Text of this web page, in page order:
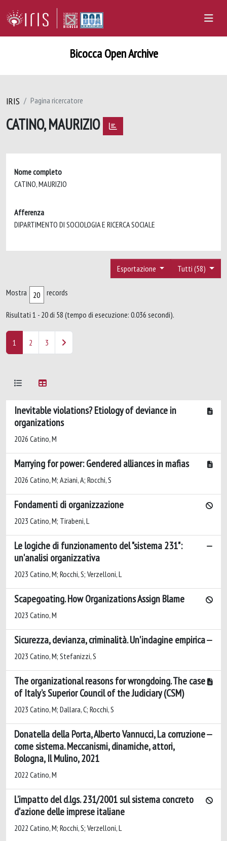
Bicocca Open Archive
IRIS Pagina ricercatore
CATINO, MAURIZIO
Nome completo
CATINO, MAURIZIO
Afferenza
DIPARTIMENTO DI SOCIOLOGIA E RICERCA SOCIALE
Tutti (58)
Esportazione
Mostra records
Risultati 1 - 20 di 58 (tempo di esecuzione: 0.036 secondi).
1 2 3
Inevitable violations? Etiology of deviance in
organizations
2026 Catino, M
Marrying for power: Gendered alliances in mafias
2026 Catino, M; Aziani, A; Rocchi, S
Fondamenti di organizzazione
2023 Catino, M; Tirabeni, L
Le logiche di funzionamento del "sistema 231":
un'analisi organizzativa
2023 Catino, M; Rocchi, S; Verzelloni, L
Scapegoating. How Organizations Assign Blame
2023 Catino, M
Sicurezza, devianza, criminalità. Un'indagine empirica
2023 Catino, M; Stefanizzi, S
The organizational reasons for wrongdoing. The case
of Italy’s Superior Council of the Judiciary (CSM)
2023 Catino, M; Dallara, C; Rocchi, S
Donatella della Porta, Alberto Vannucci, La corruzione
come sistema. Meccanismi, dinamiche, attori,
Bologna, Il Mulino, 2021
2022 Catino, M
L’impatto del d.lgs. 231/2001 sul sistema concreto
d'azione delle imprese italiane
2022 Catino, M; Rocchi, S; Verzelloni, L